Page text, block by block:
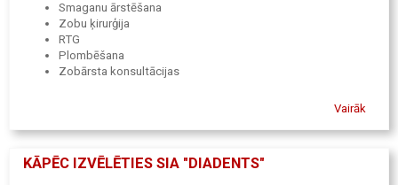
Smaganu ārstēšana
Zobu ķirurģija
RTG
Plombēšana
Zobārsta konsultācijas
Vairāk
KĀPĒC IZVĒLĒTIES SIA "DIADENTS"